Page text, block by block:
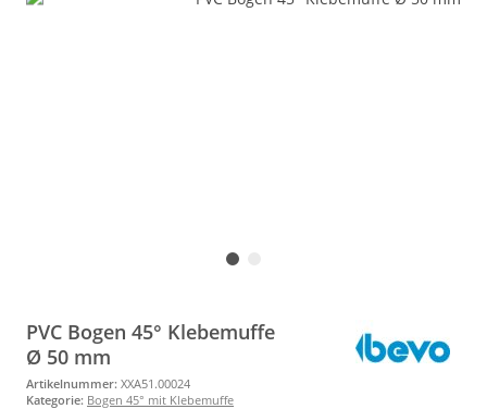
PVC Bogen 45° Klebemuffe
Ø 50 mm
Artikelnummer: XXA51.00024
Kategorie: Bogen 45° mit Klebemuffe